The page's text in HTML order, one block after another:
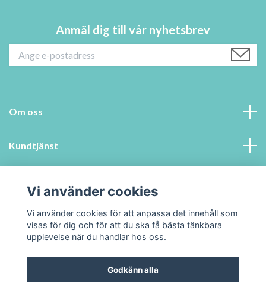
Anmäl dig till vår nyhetsbrev
Om oss
Kundtjänst
Sociala medier
Vi använder cookies
Vi använder cookies för att anpassa det innehåll som
visas för dig och för att du ska få bästa tänkbara
upplevelse när du handlar hos oss.
Godkänn alla